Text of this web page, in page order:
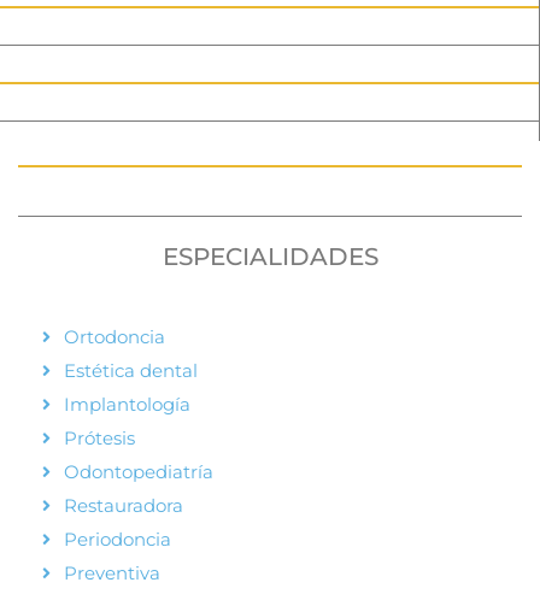
ESPECIALIDADES
Ortodoncia
Estética dental
Implantología
Prótesis
Odontopediatría
Restauradora
Periodoncia
Preventiva